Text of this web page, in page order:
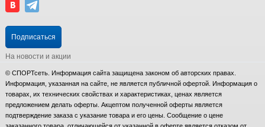
Подписаться
На новости и акции
© СПОРТсеть. Информация сайта защищена законом об авторских правах.
Информация, указанная на сайте, не является публичной офертой. Информация о
товарах, их технических свойствах и характеристиках, ценах является
предложением делать оферты. Акцептом полученной оферты является
подтверждение заказа с указание товара и его цены. Сообщение о цене